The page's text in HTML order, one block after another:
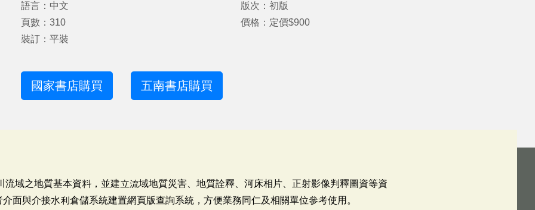
語言：中文
頁數：310
裝訂：平裝
版次：初版
價格：定價$900
國家書店購買 五南書店購買
域之地質基本資料，並建立流域地質災害、地質詮釋、河床相片、正射影像判釋圖資等資
面與介接水利倉儲系統建置網頁版查詢系統，方便業務同仁及相關單位參考使用。